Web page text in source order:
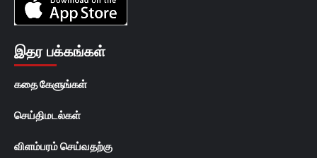
இதர பக்கங்கள்
கதை கேளுங்கள்
செய்திமடல்கள்
விளம்பரம் செய்வதற்கு